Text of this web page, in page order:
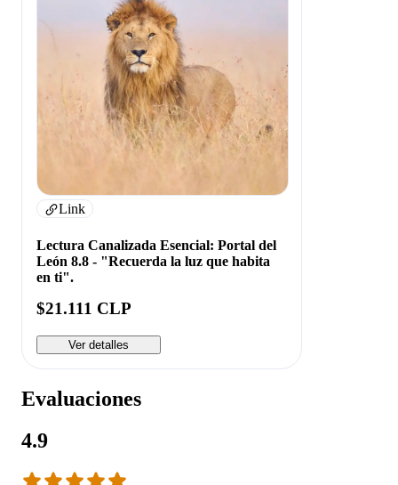
Link
Lectura Canalizada Esencial: Portal del
León 8.8 - "Recuerda la luz que habita
en ti".
$21.111 CLP
Ver detalles
Evaluaciones
4.9